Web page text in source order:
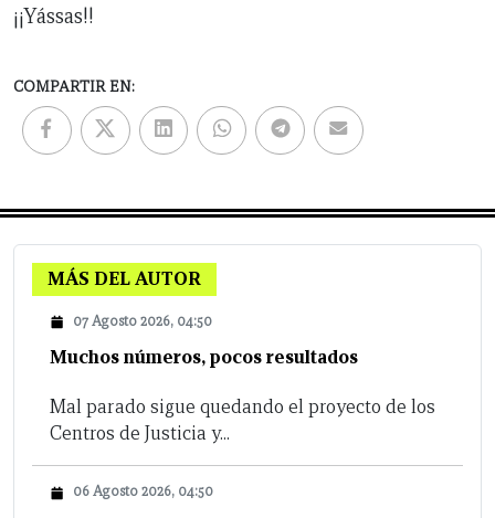
¡¡Yássas!!
COMPARTIR EN:
MÁS DEL AUTOR
07 Agosto 2026, 04:50
Muchos números, pocos resultados
Mal parado sigue quedando el proyecto de los
Centros de Justicia y...
06 Agosto 2026, 04:50